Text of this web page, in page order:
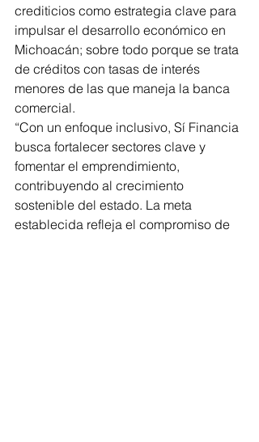
crediticios como estrategia clave para
impulsar el desarrollo económico en
Michoacán; sobre todo porque se trata
de créditos con tasas de interés
menores de las que maneja la banca
comercial.
“Con un enfoque inclusivo, Sí Financia
busca fortalecer sectores clave y
fomentar el emprendimiento,
contribuyendo al crecimiento
sostenible del estado. La meta
establecida refleja el compromiso de